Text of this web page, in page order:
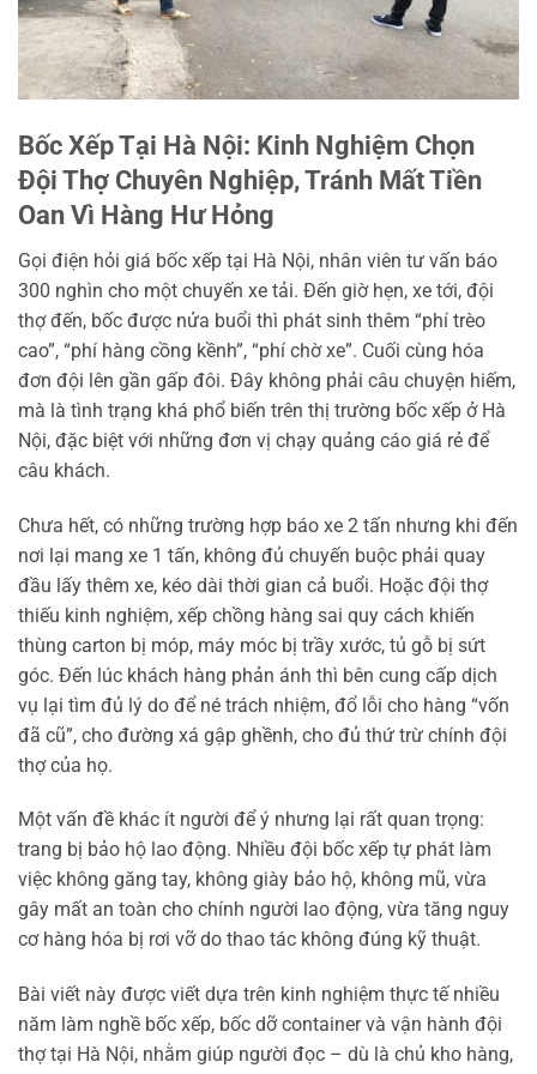
Bốc Xếp Tại Hà Nội: Kinh Nghiệm Chọn
Đội Thợ Chuyên Nghiệp, Tránh Mất Tiền
Oan Vì Hàng Hư Hỏng
Gọi điện hỏi giá bốc xếp tại Hà Nội, nhân viên tư vấn báo
300 nghìn cho một chuyến xe tải. Đến giờ hẹn, xe tới, đội
thợ đến, bốc được nửa buổi thì phát sinh thêm “phí trèo
cao”, “phí hàng cồng kềnh”, “phí chờ xe”. Cuối cùng hóa
đơn đội lên gần gấp đôi. Đây không phải câu chuyện hiếm,
mà là tình trạng khá phổ biến trên thị trường bốc xếp ở Hà
Nội, đặc biệt với những đơn vị chạy quảng cáo giá rẻ để
câu khách.
Chưa hết, có những trường hợp báo xe 2 tấn nhưng khi đến
nơi lại mang xe 1 tấn, không đủ chuyến buộc phải quay
đầu lấy thêm xe, kéo dài thời gian cả buổi. Hoặc đội thợ
thiếu kinh nghiệm, xếp chồng hàng sai quy cách khiến
thùng carton bị móp, máy móc bị trầy xước, tủ gỗ bị sứt
góc. Đến lúc khách hàng phản ánh thì bên cung cấp dịch
vụ lại tìm đủ lý do để né trách nhiệm, đổ lỗi cho hàng “vốn
đã cũ”, cho đường xá gập ghềnh, cho đủ thứ trừ chính đội
thợ của họ.
Một vấn đề khác ít người để ý nhưng lại rất quan trọng:
trang bị bảo hộ lao động. Nhiều đội bốc xếp tự phát làm
việc không găng tay, không giày bảo hộ, không mũ, vừa
gây mất an toàn cho chính người lao động, vừa tăng nguy
cơ hàng hóa bị rơi vỡ do thao tác không đúng kỹ thuật.
Bài viết này được viết dựa trên kinh nghiệm thực tế nhiều
năm làm nghề bốc xếp, bốc dỡ container và vận hành đội
thợ tại Hà Nội, nhằm giúp người đọc – dù là chủ kho hàng,